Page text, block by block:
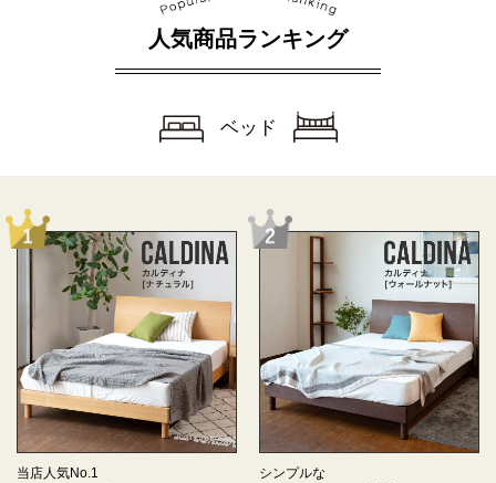
人気商品ランキング
ベッド
当店人気No.1
シンプルな